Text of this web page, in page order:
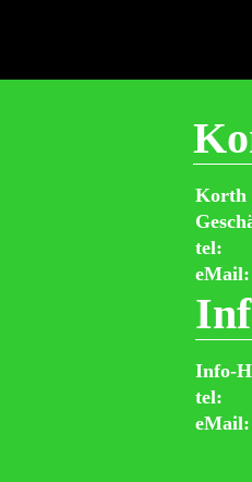
Korth
tel:
eMail:
Info-
tel:
eMail: